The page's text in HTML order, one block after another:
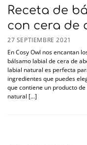
Receta de
con cera de
27 SEPTIEMBRE 2021
En Cosy Owl nos encantan
bálsamo labial de cera de
labial natural es perfecta
ingredientes que puedes
que contiene un producto
natural [...]